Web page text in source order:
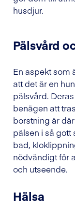
husdjur.
Pälsvård
En aspekt som
att det är en
pälsvård.
benägen att
borstning är
pälsen i så gott
bad,
nödvändigt för
och utseende.
Hälsa